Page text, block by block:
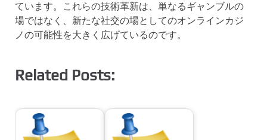
ています。これらの技術革新は、単なるギャンブルの
場ではなく、新たな社交の場としてのオンラインカジ
ノの可能性を大きく広げているのです。
Related Posts: